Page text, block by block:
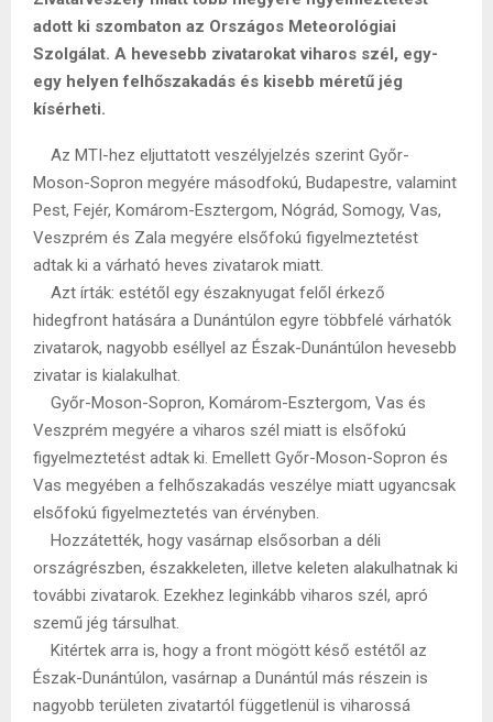
adott ki szombaton az Országos Meteorológiai
Szolgálat. A hevesebb zivatarokat viharos szél, egy-
egy helyen felhőszakadás és kisebb méretű jég
kísérheti.
Az MTI-hez eljuttatott veszélyjelzés szerint Győr-
Moson-Sopron megyére másodfokú, Budapestre, valamint
Pest, Fejér, Komárom-Esztergom, Nógrád, Somogy, Vas,
Veszprém és Zala megyére elsőfokú figyelmeztetést
adtak ki a várható heves zivatarok miatt.
Azt írták: estétől egy északnyugat felől érkező
hidegfront hatására a Dunántúlon egyre többfelé várhatók
zivatarok, nagyobb eséllyel az Észak-Dunántúlon hevesebb
zivatar is kialakulhat.
Győr-Moson-Sopron, Komárom-Esztergom, Vas és
Veszprém megyére a viharos szél miatt is elsőfokú
figyelmeztetést adtak ki. Emellett Győr-Moson-Sopron és
Vas megyében a felhőszakadás veszélye miatt ugyancsak
elsőfokú figyelmeztetés van érvényben.
Hozzátették, hogy vasárnap elsősorban a déli
országrészben, északkeleten, illetve keleten alakulhatnak ki
további zivatarok. Ezekhez leginkább viharos szél, apró
szemű jég társulhat.
Kitértek arra is, hogy a front mögött késő estétől az
Észak-Dunántúlon, vasárnap a Dunántúl más részein is
nagyobb területen zivatartól függetlenül is viharossá